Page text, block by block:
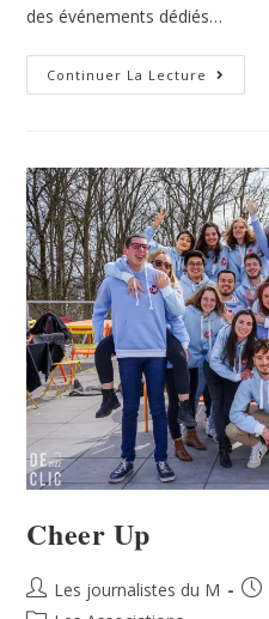
des événements dédiés…
Continuer La Lecture
Cheer Up
Les journalistes du M